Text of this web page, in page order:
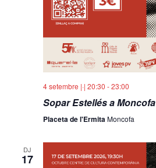
4 setembre |·| 20:30 -23:00
Sopar Estellés a Moncofa
Placeta de l'ErmitaMoncofa
DJ
17